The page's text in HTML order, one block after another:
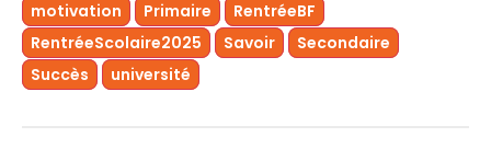
motivation Primaire
RentréeBF
RentréeScolaire2025
Savoir
Secondaire
Succès
université